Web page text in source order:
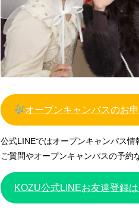
オープンキャンパスのお
公式LINEではオープンキャンパス情
ご質問やオープンキャンパスの予約
KOZU公式LINEお友達登録